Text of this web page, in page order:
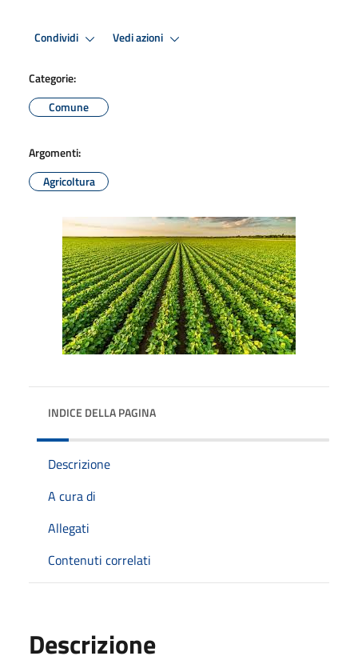
Condividi Vedi azioni
Categorie:
Comune
Argomenti:
Agricoltura
INDICE DELLA PAGINA
Descrizione
A cura di
Allegati
Contenuti correlati
Descrizione